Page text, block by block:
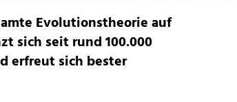
Evolutionstheorie auf
sich seit rund 100.000
erfreut sich bester